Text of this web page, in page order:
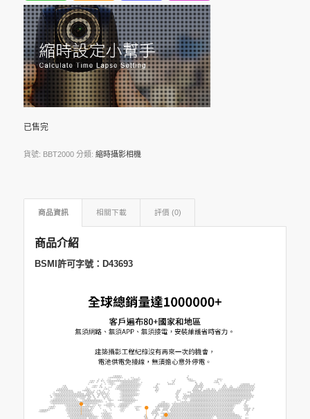
已售完
貨號: BBT2000 分類: 縮時攝影相機
商品資訊 相關下載 評價 (0)
商品介紹
BSMI許可字號：D43693